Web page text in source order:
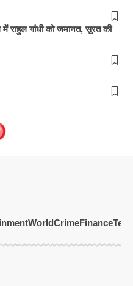
राहुल गांधी को जमानत, सूरत की
WorldCrimeFinance